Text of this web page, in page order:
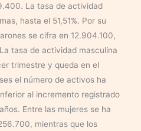
La tasa de actividad
hasta el 51,51%. Por su
se cifra en 12.904.100,
tasa de actividad masculina
trimestre y queda en el
el número de activos ha
al incremento registrado
Entre las mujeres se ha
mientras que los